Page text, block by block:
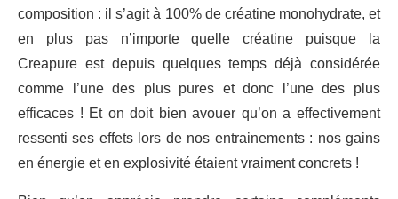
composition : il s’agit à 100% de créatine monohydrate, et
en plus pas n’importe quelle créatine puisque la
Creapure est depuis quelques temps déjà considérée
comme l’une des plus pures et donc l’une des plus
efficaces ! Et on doit bien avouer qu’on a effectivement
ressenti ses effets lors de nos entrainements : nos gains
en énergie et en explosivité étaient vraiment concrets !